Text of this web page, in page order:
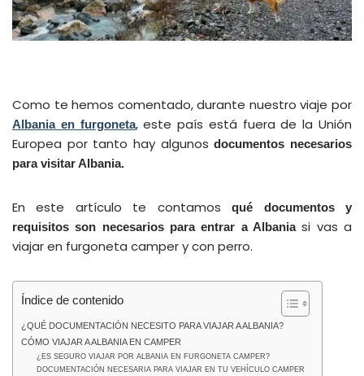
Como te hemos comentado, durante nuestro viaje por
Albania en furgoneta, este país está fuera de la Unión
Europea por tanto hay algunosdocumentos necesarios
para visitar Albania.
En este artículo te contamosqué documentos y
requisitos son necesarios para entrar a Albaniasi vas a
viajar en furgoneta camper y con perro.
Índice de contenido
¿QUÉ DOCUMENTACIÓN NECESITO PARA VIAJAR A ALBANIA?
CÓMO VIAJAR A ALBANIA EN CAMPER
¿ES SEGURO VIAJAR POR ALBANIA EN FURGONETA CAMPER?
DOCUMENTACIÓN NECESARIA PARA VIAJAR EN TU VEHÍCULO CAMPER